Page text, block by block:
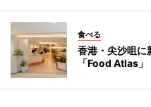
食べる
香港・尖沙咀に
「Food Atlas」